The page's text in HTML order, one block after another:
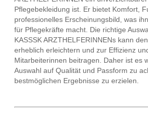
Pflegebekleidung ist. Er bietet Komfort,
professionelles Erscheinungsbild, was
für Pflegekräfte macht. Die richtige
KASSSK ARZTHELFERINNENs kann
erheblich erleichtern und zur Effizienz
Mitarbeiterinnen beitragen. Daher ist es
Auswahl auf Qualität und Passform zu
bestmöglichen Ergebnisse zu erzielen.